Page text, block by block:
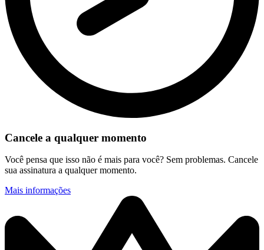
Cancele a qualquer momento
Você pensa que isso não é mais para você? Sem problemas. Cancele
sua assinatura a qualquer momento.
Mais informações